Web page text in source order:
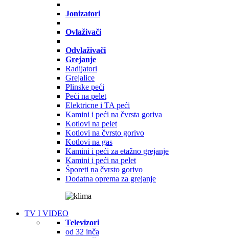
Jonizatori
Ovlaživači
Odvlaživači
Grejanje
Radijatori
Grejalice
Plinske peći
Peći na pelet
Elektricne i TA peći
Kamini i peći na čvrsta goriva
Kotlovi na pelet
Kotlovi na čvrsto gorivo
Kotlovi na gas
Kamini i peći za etažno grejanje
Kamini i peći na pelet
Šporeti na čvrsto gorivo
Dodatna oprema za grejanje
TV I VIDEO
Televizori
od 32 inča